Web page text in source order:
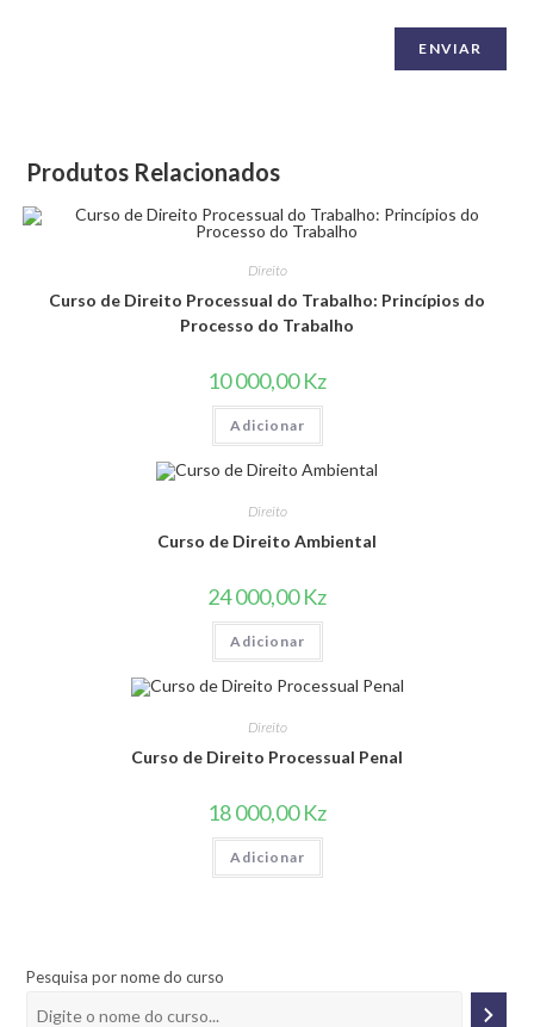
Produtos Relacionados
Direito
Curso de Direito Processual do Trabalho: Princípios do
Processo do Trabalho
10 000,00Kz
Adicionar
Direito
Curso de Direito Ambiental
24 000,00Kz
Adicionar
Direito
Curso de Direito Processual Penal
18 000,00Kz
Adicionar
Pesquisa por nome do curso